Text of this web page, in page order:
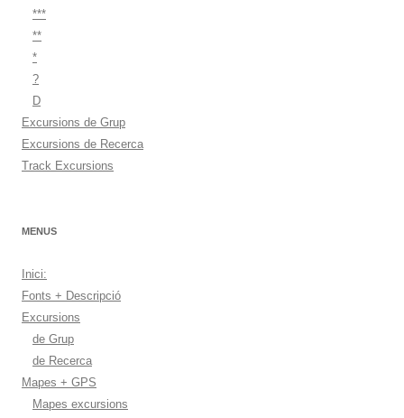
***
**
*
?
D
Excursions de Grup
Excursions de Recerca
Track Excursions
MENUS
Inici:
Fonts + Descripció
Excursions
de Grup
de Recerca
Mapes + GPS
Mapes excursions